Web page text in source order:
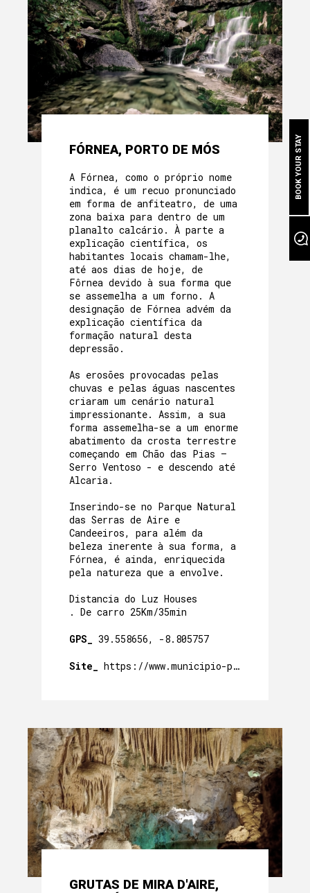
SOBRE NÓS
A NOSSA HERANÇA
MÃE-CASA
QUARTOS
BEM ESTAR NA GRUTA
A NOSSA PISCINA
EVENTOS
NO NOSSO JARDIM
À NOSSA VOLTA
PROGRAMAS E ATIVIDADES
GALERIA
BOOK YOUR STAY
FÓRNEA, PORTO DE MÓS
A Fórnea, como o próprio nome
indica, é um recuo pronunciado
em forma de anfiteatro, de uma
zona baixa para dentro de um
planalto calcário. À parte a
explicação científica, os
habitantes locais chamam-lhe,
até aos dias de hoje, de
Fôrnea devido à sua forma que
se assemelha a um forno. A
designação de Fórnea advém da
explicação científica da
formação natural desta
depressão.
As erosões provocadas pelas
chuvas e pelas águas nascentes
criaram um cenário natural
impressionante. Assim, a sua
forma assemelha-se a um enorme
abatimento da crosta terrestre
começando em Chão das Pias –
Serro Ventoso - e descendo até
Alcaria.
Inserindo-se no Parque Natural
das Serras de Aire e
Candeeiros, para além da
beleza inerente à sua forma, a
Fórnea, é ainda, enriquecida
pela natureza que a envolve.
Distancia do Luz Houses
. De carro 25Km/35min
GPS_ 39.558656, -8.805757
Site_ https://www.municipio-portodemos.pt/
GRUTAS DE MIRA D'AIRE,